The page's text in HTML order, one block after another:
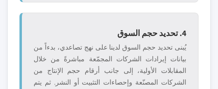
4. تحديد حجم السوق
يُبنى تحديد حجم السوق لدينا على نهج تصاعدي، بدءاً من
بيانات إيرادات الشركات المجمّعة مباشرةً من خلال
المقابلات الأولية، إلى جانب أرقام حجم الإنتاج من
الشركات المصنّعة وإحصاءات التثبيت أو النشر. ثم يتم